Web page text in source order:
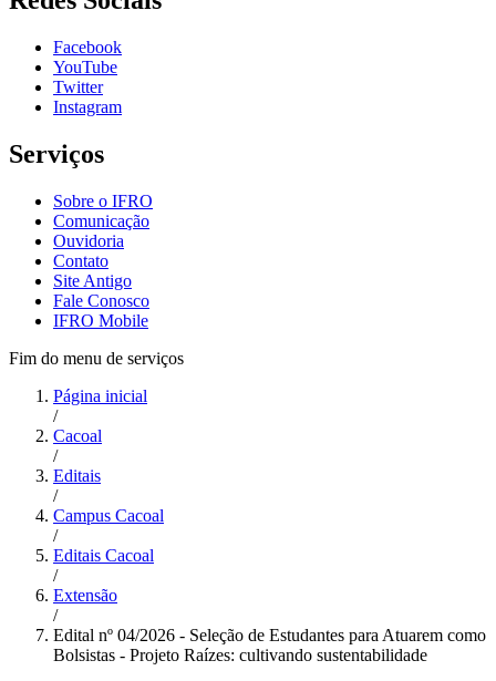
Facebook
YouTube
Twitter
Instagram
Serviços
Sobre o IFRO
Comunicação
Ouvidoria
Contato
Site Antigo
Fale Conosco
IFRO Mobile
Fim do menu de serviços
Página inicial
/
Cacoal
/
Editais
/
Campus Cacoal
/
Editais Cacoal
/
Extensão
/
Edital nº 04/2026 - Seleção de Estudantes para Atuarem como
Bolsistas - Projeto Raízes: cultivando sustentabilidade